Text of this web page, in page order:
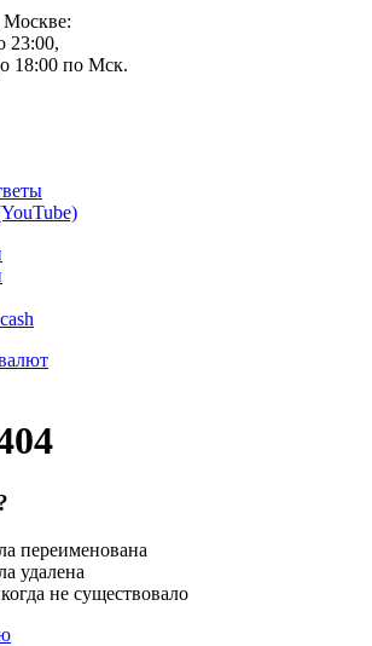
23:00,
18:00 по Мск.
переименована
удалена
не существовало